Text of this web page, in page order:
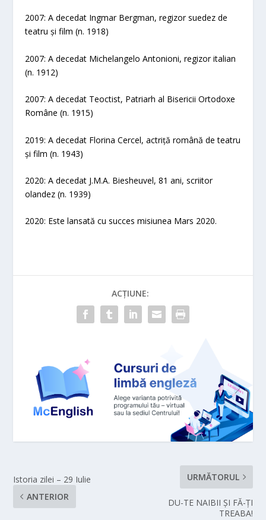
2007: A decedat Ingmar Bergman, regizor suedez de
teatru și film (n. 1918)
2007: A decedat Michelangelo Antonioni, regizor italian
(n. 1912)
2007: A decedat Teoctist, Patriarh al Bisericii Ortodoxe
Române (n. 1915)
2019: A decedat Florina Cercel, actriță română de teatru
și film (n. 1943)
2020: A decedat J.M.A. Biesheuvel, 81 ani, scriitor
olandez (n. 1939)
2020: Este lansată cu succes misiunea Mars 2020.
ACȚIUNE:
Istoria zilei – 29 Iulie
ANTERIOR
URMĂTORUL
DU-TE NAIBII ȘI FĂ-ȚI
TREABA!